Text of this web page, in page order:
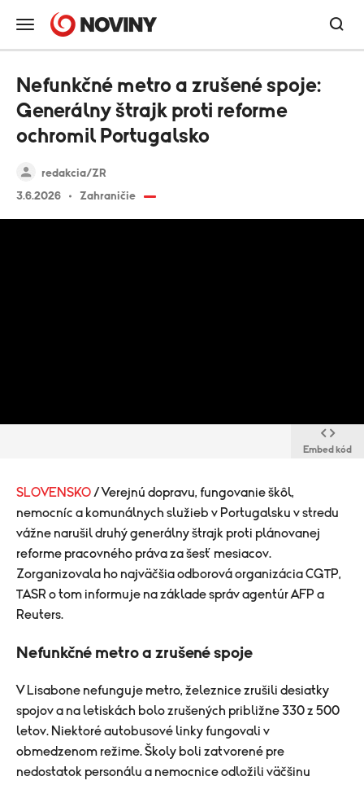
redakcia/ZR
3.6.2026
Zahraničie
Nefunkčné metro a zrušené spoje:
Generálny štrajk proti reforme
ochromil Portugalsko
Embed kód
SLOVENSKO / Verejnú dopravu, fungovanie škôl,
nemocníc a komunálnych služieb v Portugalsku v stredu
vážne narušil druhý generálny štrajk proti plánovanej
reforme pracovného práva za šesť mesiacov.
Zorganizovala ho najväčšia odborová organizácia CGTP,
TASR o tom informuje na základe správ agentúr AFP a
Reuters.
Nefunkčné metro a zrušené spoje
V Lisabone nefunguje metro, železnice zrušili desiatky
spojov a na letiskách bolo zrušených približne 330 z 500
letov. Niektoré autobusové linky fungovali v
obmedzenom režime. Školy boli zatvorené pre
nedostatok personálu a nemocnice odložili väčšinu